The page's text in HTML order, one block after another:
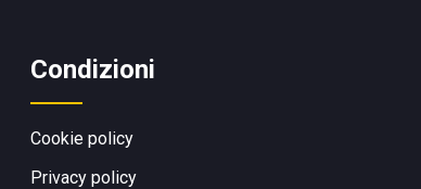
Condizioni
Cookie policy
Privacy policy